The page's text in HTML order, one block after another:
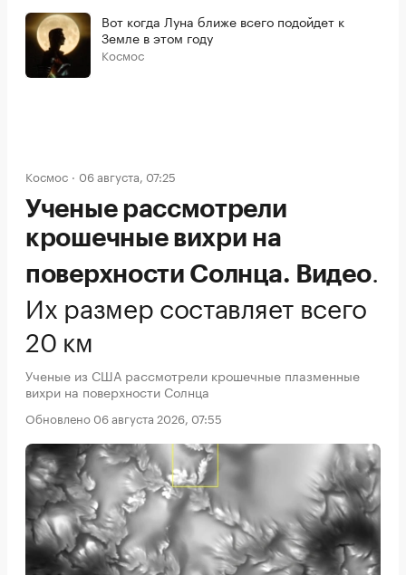
Вот когда Луна ближе всего подойдет к
Земле в этом году
Космос
Космос 06 августа, 07:25
Ученые рассмотрели
крошечные вихри на
поверхности Солнца. Видео.
Их размер составляет всего
20 км
Ученые из США рассмотрели крошечные плазменные
вихри на поверхности Солнца
Обновлено 06 августа 2026, 07:55